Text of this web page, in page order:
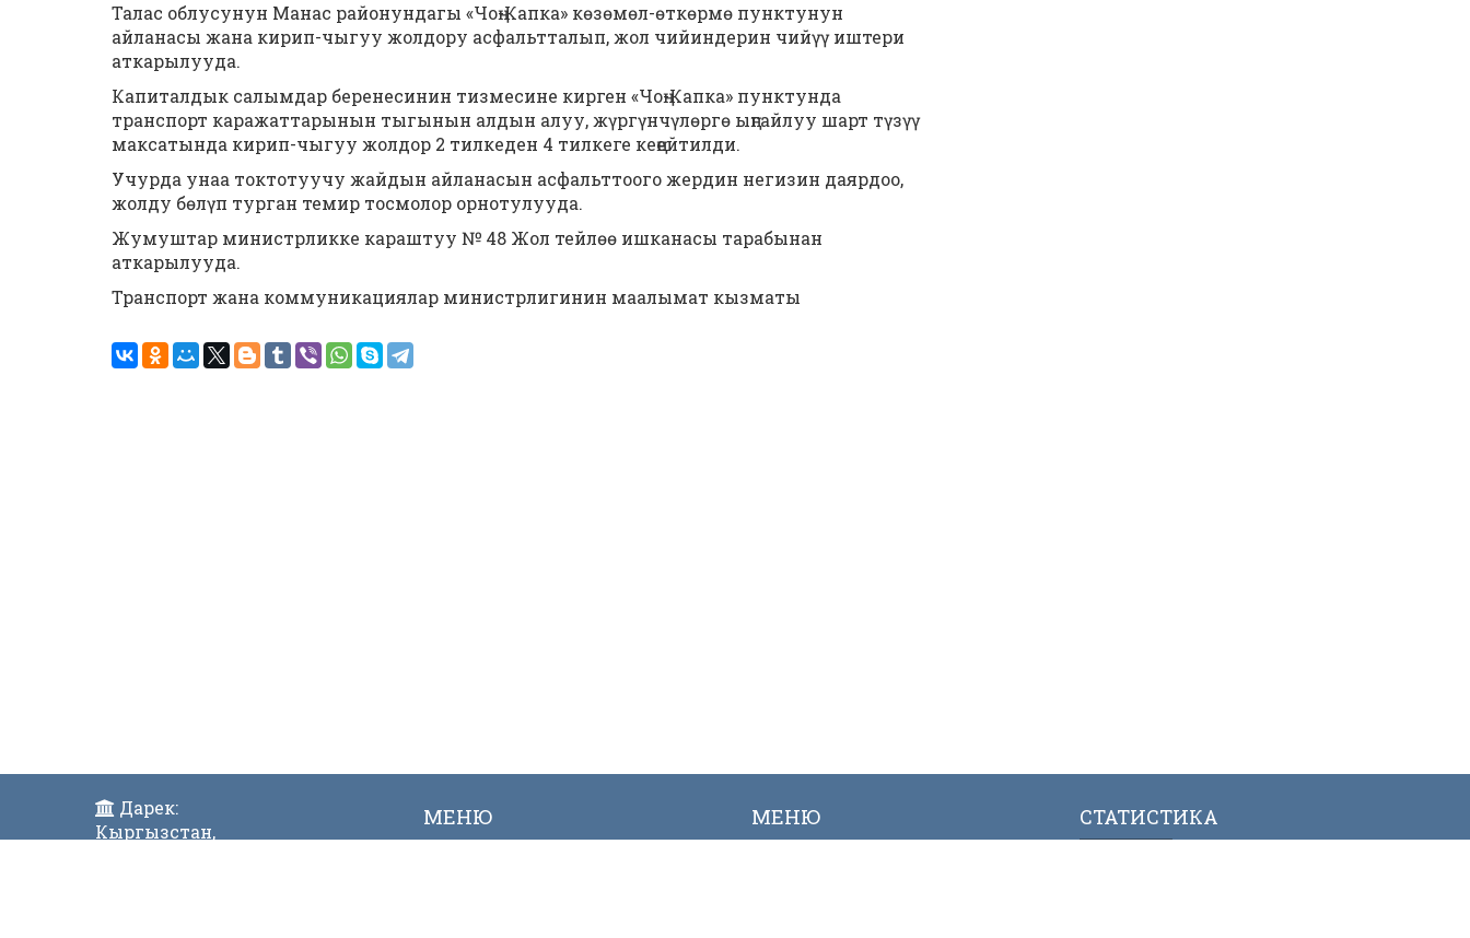
Талас облусунун Манас районундагы «Чоң-Капка» көзөмөл-өткөрмө пунктунун
айланасы жана кирип-чыгуу жолдору асфальтталып, жол чийиндерин чийүү иштери
аткарылууда.
Капиталдык салымдар беренесинин тизмесине кирген «Чоң-Капка» пунктунда
транспорт каражаттарынын тыгынын алдын алуу, жүргүнчүлөргө ыңгайлуу шарт түзүү
максатында кирип-чыгуу жолдор 2 тилкеден 4 тилкеге кеңейтилди.
Учурда унаа токтотуучу жайдын айланасын асфальттоого жердин негизин даярдоо,
жолду бөлүп турган темир тосмолор орнотулууда.
Жумуштар министрликке караштуу № 48 Жол тейлөө ишканасы тарабынан
аткарылууда.
Транспорт жана коммуникациялар министрлигинин маалымат кызматы
Дарек:
Кыргызстан,
МЕНЮ МЕНЮ СТАТИСТИКА